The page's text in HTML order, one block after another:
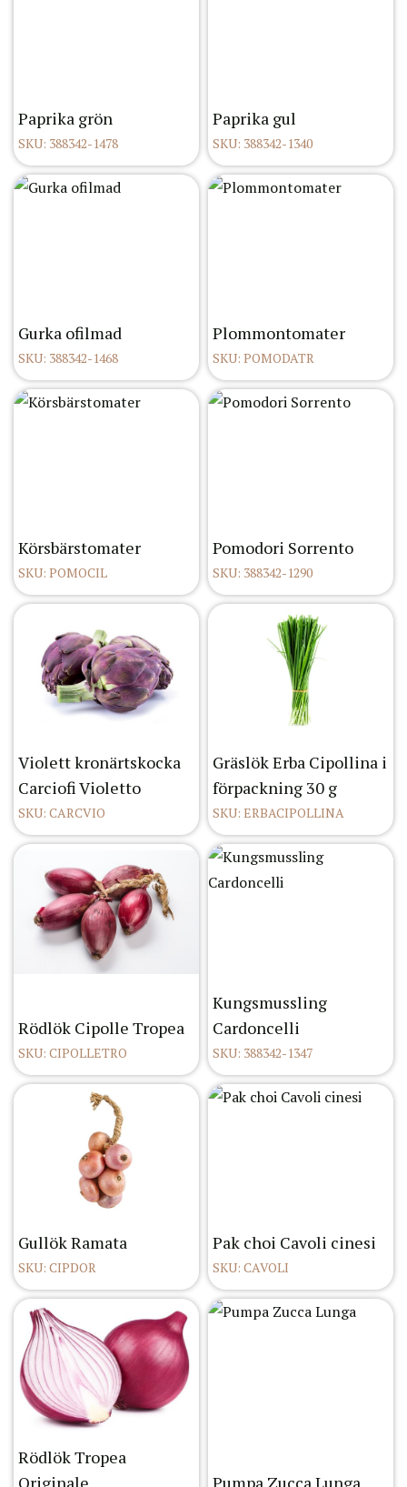
Paprika grön
SKU: 388342-1478
Paprika gul
SKU: 388342-1340
Gurka ofilmad
SKU: 388342-1468
Plommontomater
SKU: POMODATR
Körsbärstomater
SKU: POMOCIL
Pomodori Sorrento
SKU: 388342-1290
Violett kronärtskocka
Carciofi Violetto
SKU: CARCVIO
Gräslök Erba Cipollina i
förpackning 30 g
SKU: ERBACIPOLLINA
Rödlök Cipolle Tropea
SKU: CIPOLLETRO
Kungsmussling
Cardoncelli
SKU: 388342-1347
Gullök Ramata
SKU: CIPDOR
Pak choi Cavoli cinesi
SKU: CAVOLI
Rödlök Tropea
Originale
Pumpa Zucca Lunga